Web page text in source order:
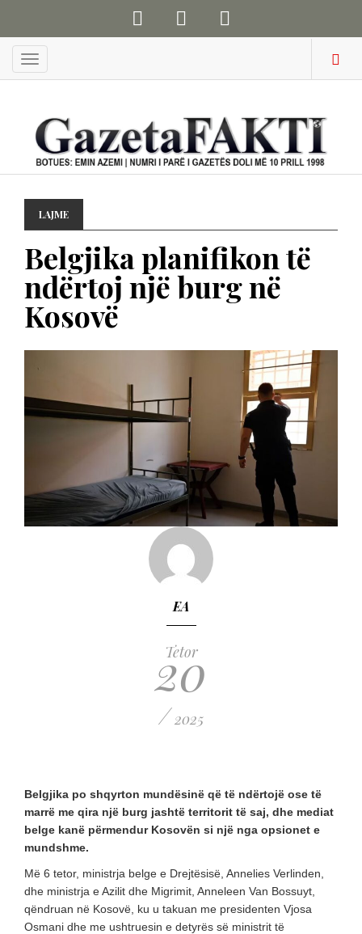
Menu
LAJME
Belgjika planifikon të
ndërtoj një burg në
Kosovë
EA
Tetor
20
/ 2025
Belgjika po shqyrton mundësinë që të ndërtojë ose të
marrë me qira një burg jashtë territorit të saj, dhe mediat
belge kanë përmendur Kosovën si një nga opsionet e
mundshme.
Më 6 tetor, ministrja belge e Drejtësisë, Annelies Verlinden,
dhe ministrja e Azilit dhe Migrimit, Anneleen Van Bossuyt,
qëndruan në Kosovë, ku u takuan me presidenten Vjosa
Osmani dhe me ushtruesin e detyrës së ministrit të